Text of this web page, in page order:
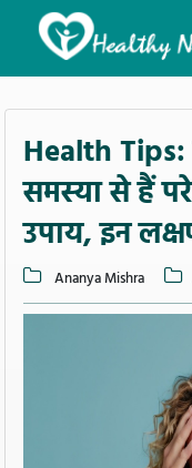
Health Tips:
समस्या से हैं
उपाय, इन
Ananya Mishra